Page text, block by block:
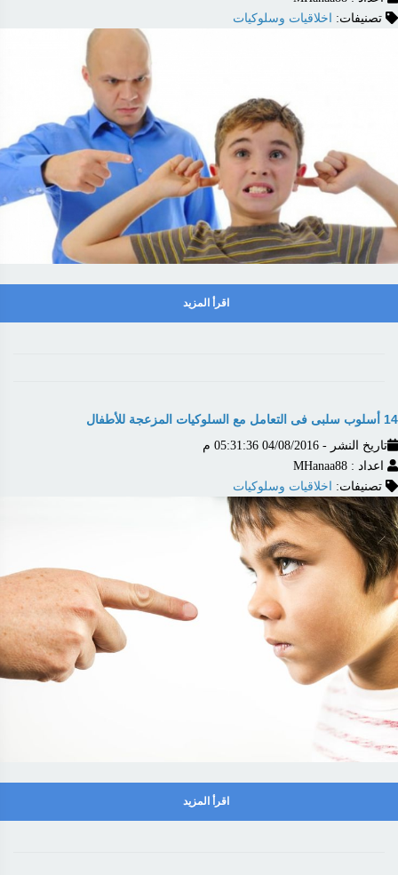
تصنيفات:
اخلاقيات وسلوكيات
اقرأ المزيد
14 أسلوب سلبى فى التعامل مع السلوكيات المزعجة للأطفال
تاريخ النشر - 04/08/2016 05:31:36 م
اعداد : MHanaa88
تصنيفات:
اخلاقيات وسلوكيات
اقرأ المزيد